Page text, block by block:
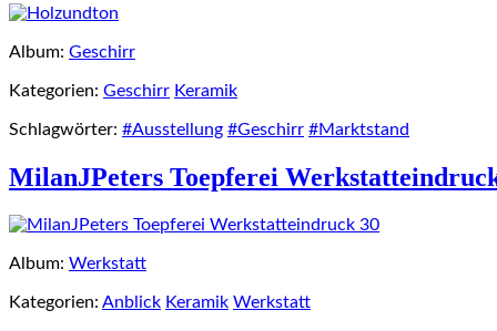
Album: Geschirr
Kategorien: Geschirr Keramik
Schlagwörter: #Ausstellung #Geschirr #Marktstand
MilanJPeters Toepferei
Album: Werkstatt
Kategorien: Anblick Keramik Werkstatt